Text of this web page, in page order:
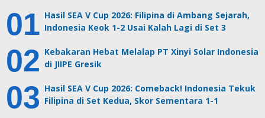
Hasil SEA V Cup 2026: Filipina di Ambang Sejarah,
Indonesia Keok 1-2 Usai Kalah Lagi di Set 3
Kebakaran Hebat Melalap PT Xinyi Solar Indonesia
di JIIPE Gresik
Hasil SEA V Cup 2026: Comeback! Indonesia Tekuk
Filipina di Set Kedua, Skor Sementara 1-1